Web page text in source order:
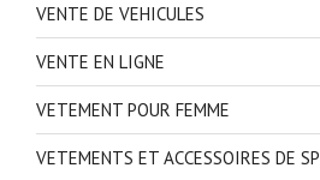
VENTE DE VEHICULES
VENTE EN LIGNE
VETEMENT POUR FEMME
VETEMENTS ET ACCESSOIRES DE